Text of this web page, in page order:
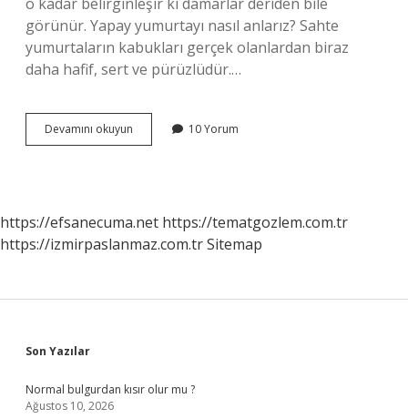
görünür. Yapay yumurtayı nasıl anlarız? Sahte
yumurtaların kabukları gerçek olanlardan biraz
daha hafif, sert ve pürüzlüdür.…
Devamını okuyun
Tavuğu
10 Yorum
https://efsanecuma.net https://tematgozlem.com.tr
https://izmirpaslanmaz.com.trSitemap
Sidebar
Son Yazılar
Normal bulgurdan kısır olur mu ?
Ağustos 10, 2026